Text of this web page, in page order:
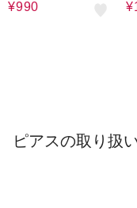
¥990
ピアスの取り扱